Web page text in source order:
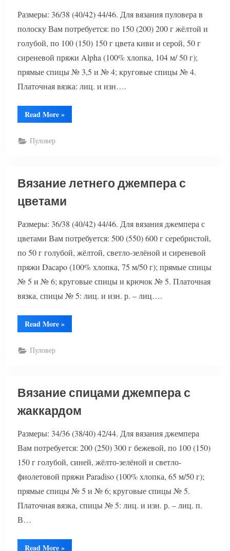
Размеры: 36/38 (40/42) 44/46. Для вязания пуловера в
полоску Вам потребуется: по 150 (200) 200 г жёлтой и
голубой, по 100 (150) 150 г цвета киви и серой, 50 г
сиреневой пряжи Alpha (100% хлопка, 104 м/ 50 г);
прямые спицы № 3,5 и № 4; круговые спицы № 4.
Платочная вязка: лиц. и изн….
Read More“Вязание
спицами
»
Пуловер
Вязание летнего джемпера с
цветами
Размеры: 36/38 (40/42) 44/46. Для вязания джемпера с
цветами Вам потребуется: 500 (550) 600 г серебристой,
по 50 г голубой, жёлтой, светло-зелёной и сиреневой
пряжи Dacapo (100% хлопка, 75 м/50 г); прямые спицы
№ 5 и № 6; круговые спицы и крючок № 5. Платочная
вязка, спицы № 5: лиц. и изн. р. – лиц….
Read More“Вязание
летнего
»
Пуловер
Вязание спицами джемпера с
жаккардом
Размеры: 34/36 (38/40) 42/44. Для вязания джемпера
Вам потребуется: 200 (250) 300 г бежевой, по 100 (150)
150 г голубой, синей, жёлто-зелёной и светло-
фиолетовой пряжи Paradiso (100% хлопка, 65 м/50 г);
прямые спицы № 5 и № 6; круговые спицы № 5.
Платочная вязка, спицы № 5: лиц. и изн. р. – лиц. п.
В…
Read More“Вязание
»